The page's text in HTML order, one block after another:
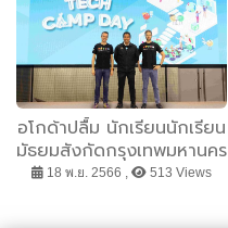
อโกด้าปลื้ม นักเรียนนักเรียน
มัธยมสังกัดกรุงเทพมหานคร
กว่าพันคน ร่วม Agoda
18 พ.ย. 2566 , 513 Views